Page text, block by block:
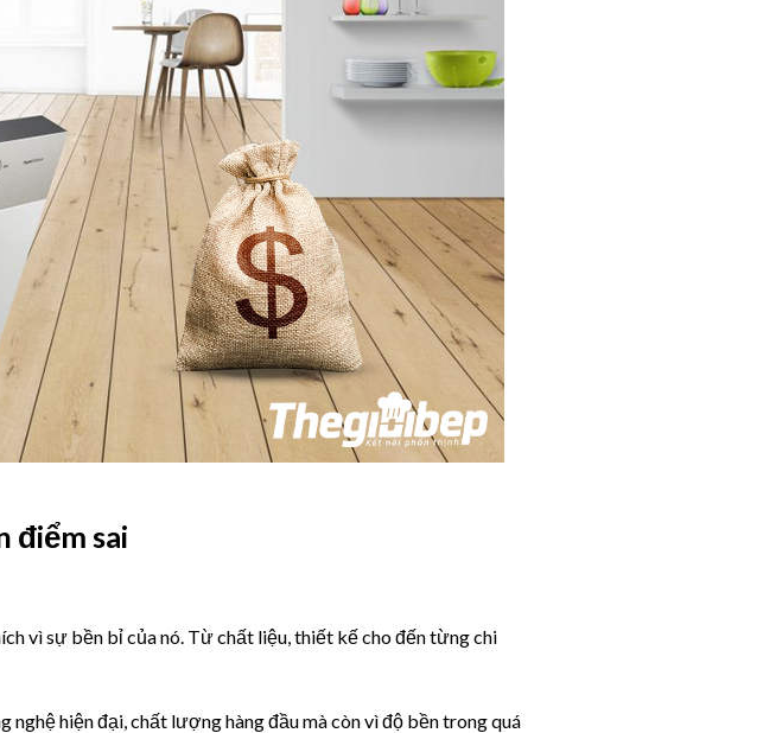
điểm sai
vì sự bền bỉ của nó. Từ chất liệu, thiết kế cho đến từng chi
hiện đại, chất lượng hàng đầu mà còn vì độ bền trong quá